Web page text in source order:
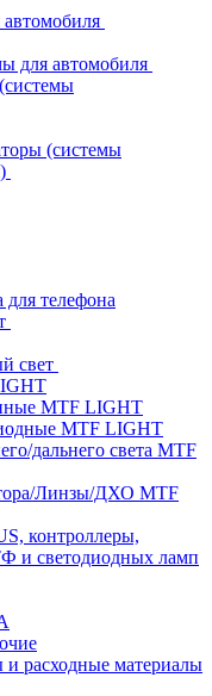
для автомобиля
(системы
для телефона
свет
MTF LIGHT
MTF LIGHT
дальнего света MTF
Линзы/ДХО MTF
контроллеры,
и светодиодных ламп
и расходные материалы